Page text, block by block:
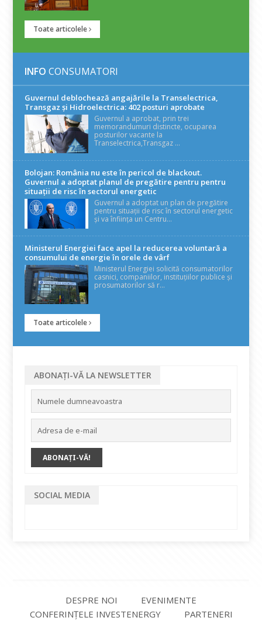
Toate articolele
INFO CONSUMATORI
Guvernul deblochează angajările la Transelectrica,
Transgaz și Hidroelectrica: 402 posturi aprobate
Guvernul a aprobat, prin trei
memorandumuri distincte, ocuparea
posturilor vacante la
Transelectrica,Transgaz ...
Bolojan: România nu este în pericol de blackout.
Guvernul a adoptat planul de pregătire pentru pentru
situații de risc în sectorul energetic
Guvernul a adoptat un plan de pregătire
pentru situații de risc în sectorul energetic
și va înființa un Centru...
Ministerul Energiei face apel la reducerea voluntară a
consumului de energie în orele de vârf
Ministerul Energiei solicită consumatorilor
casnici, companiilor, instituțiilor publice și
prosumatorilor să r...
Toate articolele
ABONAȚI-VĂ LA NEWSLETTER
SOCIAL MEDIA
DESPRE NOI
EVENIMENTE
CONFERINȚELE INVESTENERGY
PARTENERI